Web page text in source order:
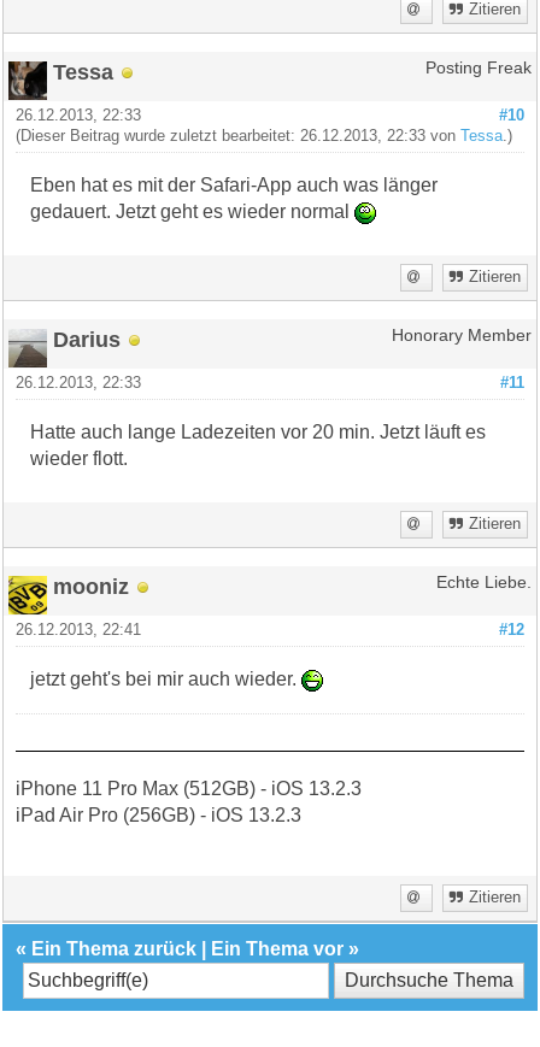
Zitieren
Tessa Posting Freak
#10
26.12.2013, 22:33
(Dieser Beitrag wurde zuletzt bearbeitet: 26.12.2013, 22:33 von
Tessa.)
Eben hat es mit der Safari-App auch was länger
gedauert. Jetzt geht es wieder normal
Zitieren
Darius Honorary Member
#11
26.12.2013, 22:33
Hatte auch lange Ladezeiten vor 20 min. Jetzt läuft es
wieder flott.
Zitieren
mooniz Echte Liebe.
#12
26.12.2013, 22:41
jetzt geht's bei mir auch wieder.
iPhone 11 Pro Max (512GB) - iOS 13.2.3
iPad Air Pro (256GB) - iOS 13.2.3
Zitieren
« Ein Thema zurück Ein Thema vor »